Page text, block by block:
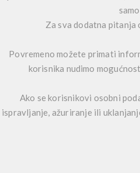
Za sva dodatna pitanja
Povremeno možete primati
korisnika nudimo
Ako se korisnikovi osobni
ispravljanje, ažuriranje ili